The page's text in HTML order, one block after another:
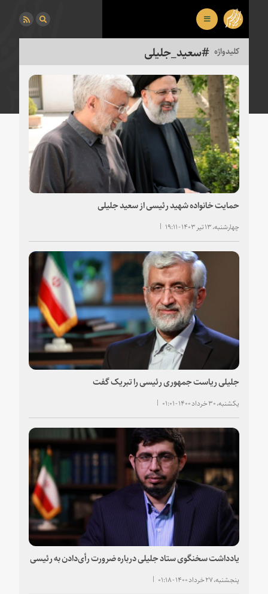
سعید_جلیلی
حمایت خانواده شهید رئیسی از سعید جلیلی
چهارشنبه، ۱۳ تیر ۱۴۰۳ - ۱۹:۱۱
جلیلی ریاست جمهوری رئیسی را تبریک گفت
یکشنبه، ۳۰ خرداد ۱۴۰۰ - ۰۱:۰۱
یادداشت سخنگوی ستاد جلیلی درباره ضرورت رأی‌دادن به رئیسی
پنجشنبه، ۲۷ خرداد ۱۴۰۰ - ۰۱:۱۸